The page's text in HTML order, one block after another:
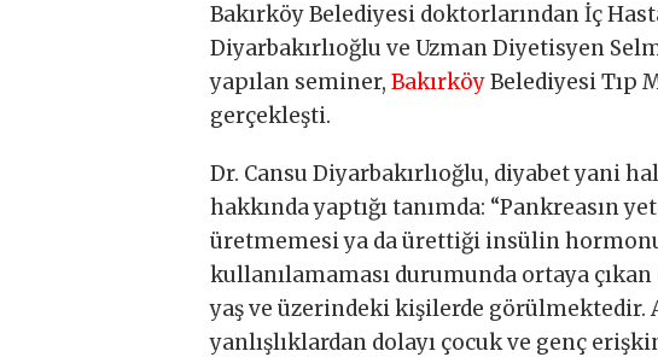
Bakırköy Belediyesi doktorlarından İç
Diyarbakırlıoğlu ve Uzman Diyetisyen
yapılan seminer, BakırköyBelediyesi Tıp
gerçekleşti.
Dr. Cansu Diyarbakırlıoğlu, diyabet yani
hakkında yaptığı tanımda: “Pankreasın
üretmemesi ya da ürettiği insülin
kullanılamaması durumunda ortaya
yaş ve üzerindeki kişilerde görülmektedir.
yanlışlıklardan dolayı çocuk ve genç